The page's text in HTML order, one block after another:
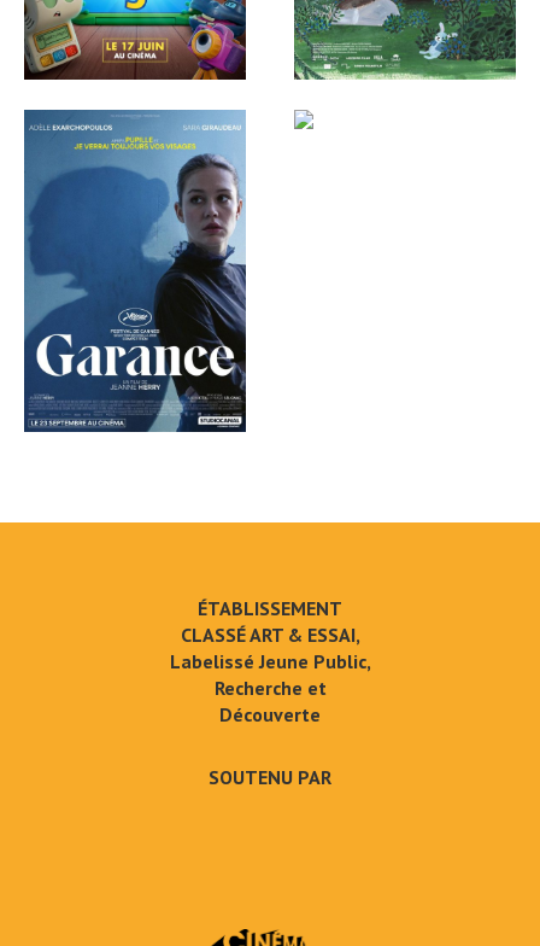
ÉTABLISSEMENT
CLASSÉ ART & ESSAI,
Labelissé Jeune Public,
Recherche et
Découverte
SOUTENU PAR